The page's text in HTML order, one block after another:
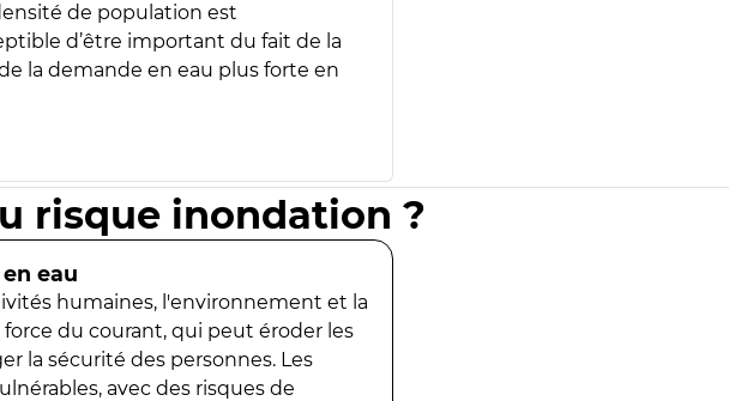
de population est
d’être important du fait de la
la demande en eau plus forte en
risque inondation ?
eau
humaines, l'environnement et la
du courant, qui peut éroder les
la sécurité des personnes. Les
avec des risques de